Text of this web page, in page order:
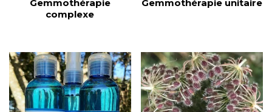
Gemmothérapie
complexe
Gemmothérapie unitaire